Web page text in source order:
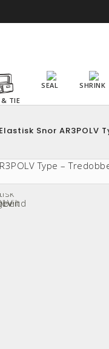
& TIE
SEAL SHRINK
Elastisk Snor